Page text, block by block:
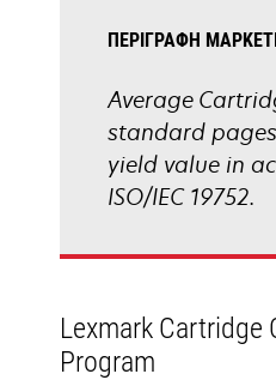
ΠΕΡΙΓΡΑΦΉ
Average
standard
yield value in
ISO/IEC 19752.
Lexmark Cartridge
Program